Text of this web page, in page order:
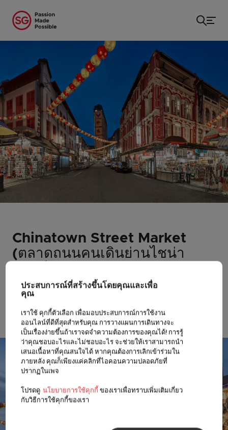
หน้าแรก/.../
ย่านไชน่าทาวน์)
Chinatown Street Market
(ตลาดถนนคนเดินย่านไชน่า
ถนนที่เป็นเอกลักษณ์ของสิงคโปร์นี้ ไม่ใช่แค่แห
ล่งชอปปิงเท่านั้น แต่ยังเต็มไปด้วยร้านรวง
มากมาย เช่น ร้านขายพัดสวยๆ ไปจนถึงของที่
ระลึกที่น่ารัก
ประสบการณ์ที่สร้างขึ้นโดยคุณและเพื่อ
คุณ
เราใช้ คุกกี้ตัวเลือก เพื่อมอบประสบการณ์การใช้งาน
ออนไลน์ที่ดีที่สุดสำหรับคุณ การวางแผนการเดินทางจะ
เป็นเรื่องง่ายขึ้นถ้าเราจดจำความต้องการของคุณได้! การรู้
ว่าคุณชอบอะไรและไม่ชอบอะไร จะช่วยให้เราสามารถนำ
เสนอเนื้อหาที่คุณสนใจได้ หากคุณต้องการเลิกเข้าร่วมใน
ภายหลัง คุณก็เพียงแค่คลิกที่ไอคอนความปลอดภัยที่
ปรากฏในเพจ
โปรดดู นโยบายการใช้คุกกี้ ของเราเพื่อทราบเพิ่มเติมเกี่ยว
กับวิธีการใช้คุกกี้ของเรา